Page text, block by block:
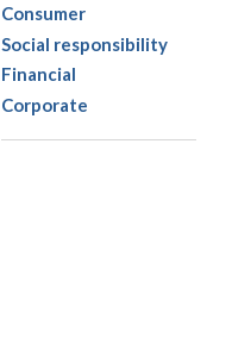
Consumer
Social responsibility
Financial
Corporate